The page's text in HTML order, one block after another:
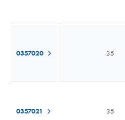
0357020 35
0357021 35